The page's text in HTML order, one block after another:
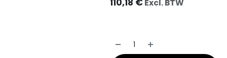
110,18 €Excl. BTW